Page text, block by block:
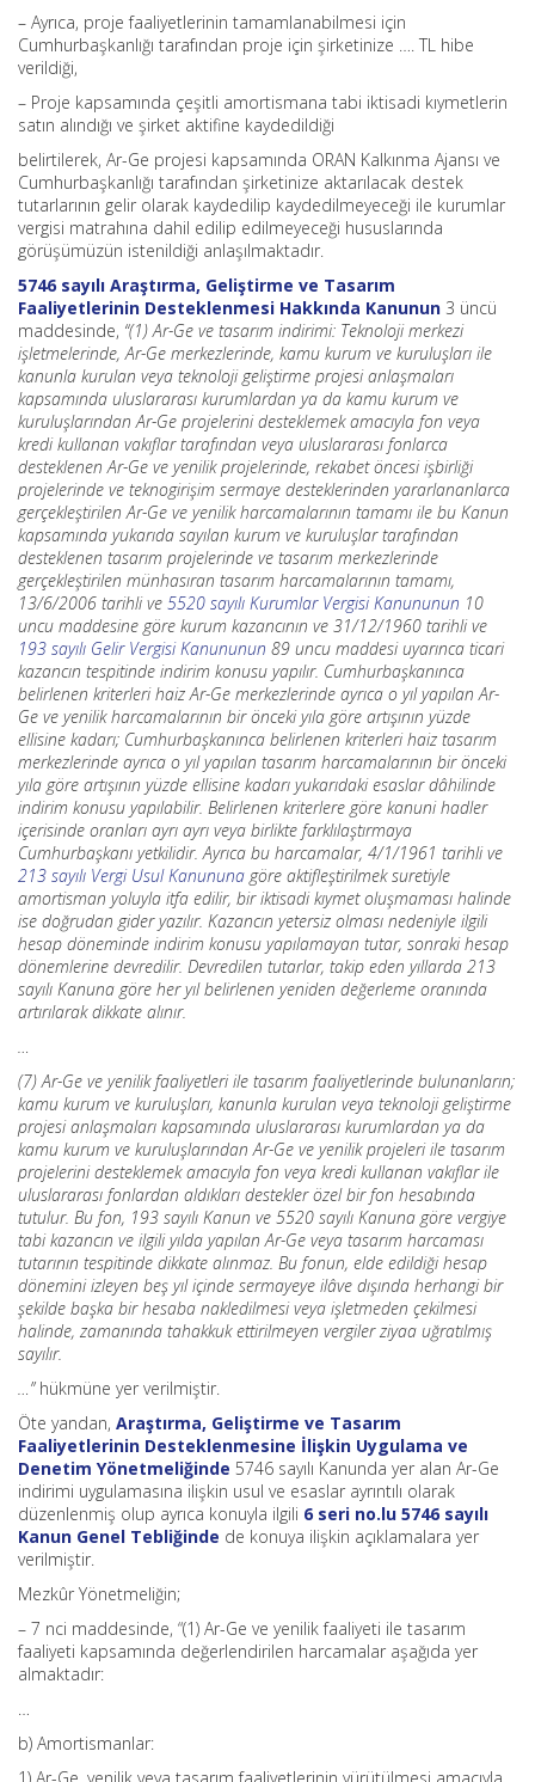
– Ayrıca, proje faaliyetlerinin tamamlanabilmesi için
Cumhurbaşkanlığı tarafından proje için şirketinize …. TL hibe
verildiği,
– Proje kapsamında çeşitli amortismana tabi iktisadi kıymetlerin
satın alındığı ve şirket aktifine kaydedildiği
belirtilerek, Ar-Ge projesi kapsamında ORAN Kalkınma Ajansı ve
Cumhurbaşkanlığı tarafından şirketinize aktarılacak destek
tutarlarının gelir olarak kaydedilip kaydedilmeyeceği ile kurumlar
vergisi matrahına dahil edilip edilmeyeceği hususlarında
görüşümüzün istenildiği anlaşılmaktadır.
5746 sayılı Araştırma, Geliştirme ve Tasarım
Faaliyetlerinin Desteklenmesi Hakkında Kanunun 3 üncü
maddesinde, “(1) Ar-Ge ve tasarım indirimi: Teknoloji merkezi
işletmelerinde, Ar-Ge merkezlerinde, kamu kurum ve kuruluşları ile
kanunla kurulan veya teknoloji geliştirme projesi anlaşmaları
kapsamında uluslararası kurumlardan ya da kamu kurum ve
kuruluşlarından Ar-Ge projelerini desteklemek amacıyla fon veya
kredi kullanan vakıflar tarafından veya uluslararası fonlarca
desteklenen Ar-Ge ve yenilik projelerinde, rekabet öncesi işbirliği
projelerinde ve teknogirişim sermaye desteklerinden yararlananlarca
gerçekleştirilen Ar-Ge ve yenilik harcamalarının tamamı ile bu Kanun
kapsamında yukarıda sayılan kurum ve kuruluşlar tarafından
desteklenen tasarım projelerinde ve tasarım merkezlerinde
gerçekleştirilen münhasıran tasarım harcamalarının tamamı,
13/6/2006 tarihli ve 5520 sayılı Kurumlar Vergisi Kanununun 10
uncu maddesine göre kurum kazancının ve 31/12/1960 tarihli ve
193 sayılı Gelir Vergisi Kanununun 89 uncu maddesi uyarınca ticari
kazancın tespitinde indirim konusu yapılır. Cumhurbaşkanınca
belirlenen kriterleri haiz Ar-Ge merkezlerinde ayrıca o yıl yapılan Ar-
Ge ve yenilik harcamalarının bir önceki yıla göre artışının yüzde
ellisine kadarı; Cumhurbaşkanınca belirlenen kriterleri haiz tasarım
merkezlerinde ayrıca o yıl yapılan tasarım harcamalarının bir önceki
yıla göre artışının yüzde ellisine kadarı yukarıdaki esaslar dâhilinde
indirim konusu yapılabilir. Belirlenen kriterlere göre kanuni hadler
içerisinde oranları ayrı ayrı veya birlikte farklılaştırmaya
Cumhurbaşkanı yetkilidir. Ayrıca bu harcamalar, 4/1/1961 tarihli ve
213 sayılı Vergi Usul Kanununa göre aktifleştirilmek suretiyle
amortisman yoluyla itfa edilir, bir iktisadi kıymet oluşmaması halinde
ise doğrudan gider yazılır. Kazancın yetersiz olması nedeniyle ilgili
hesap döneminde indirim konusu yapılamayan tutar, sonraki hesap
dönemlerine devredilir. Devredilen tutarlar, takip eden yıllarda 213
sayılı Kanuna göre her yıl belirlenen yeniden değerleme oranında
artırılarak dikkate alınır.
…
(7) Ar-Ge ve yenilik faaliyetleri ile tasarım faaliyetlerinde bulunanların;
kamu kurum ve kuruluşları, kanunla kurulan veya teknoloji geliştirme
projesi anlaşmaları kapsamında uluslararası kurumlardan ya da
kamu kurum ve kuruluşlarından Ar-Ge ve yenilik projeleri ile tasarım
projelerini desteklemek amacıyla fon veya kredi kullanan vakıflar ile
uluslararası fonlardan aldıkları destekler özel bir fon hesabında
tutulur. Bu fon, 193 sayılı Kanun ve 5520 sayılı Kanuna göre vergiye
tabi kazancın ve ilgili yılda yapılan Ar-Ge veya tasarım harcaması
tutarının tespitinde dikkate alınmaz. Bu fonun, elde edildiği hesap
dönemini izleyen beş yıl içinde sermayeye ilâve dışında herhangi bir
şekilde başka bir hesaba nakledilmesi veya işletmeden çekilmesi
halinde, zamanında tahakkuk ettirilmeyen vergiler ziyaa uğratılmış
sayılır.
…”hükmüne yer verilmiştir.
Öte yandan, Araştırma, Geliştirme ve Tasarım
Faaliyetlerinin Desteklenmesine İlişkin Uygulama ve
Denetim Yönetmeliğinde 5746 sayılı Kanunda yer alan Ar-Ge
indirimi uygulamasına ilişkin usul ve esaslar ayrıntılı olarak
düzenlenmiş olup ayrıca konuyla ilgili 6 seri no.lu 5746 sayılı
Kanun Genel Tebliğinde de konuya ilişkin açıklamalara yer
verilmiştir.
Mezkûr Yönetmeliğin;
– 7 nci maddesinde, “(1) Ar-Ge ve yenilik faaliyeti ile tasarım
faaliyeti kapsamında değerlendirilen harcamalar aşağıda yer
almaktadır:
…
b) Amortismanlar: